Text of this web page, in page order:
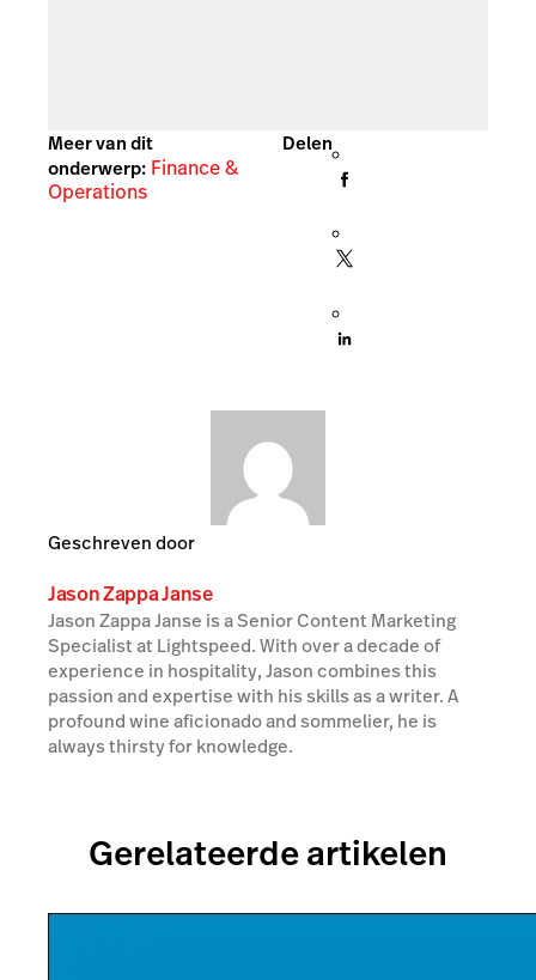
Meer van dit
onderwerp: Finance &
Operations
Delen
Geschreven door
Jason Zappa Janse
Jason Zappa Janse is a Senior Content Marketing
Specialist at Lightspeed. With over a decade of
experience in hospitality, Jason combines this
passion and expertise with his skills as a writer. A
profound wine aficionado and sommelier, he is
always thirsty for knowledge.
Gerelateerde artikelen